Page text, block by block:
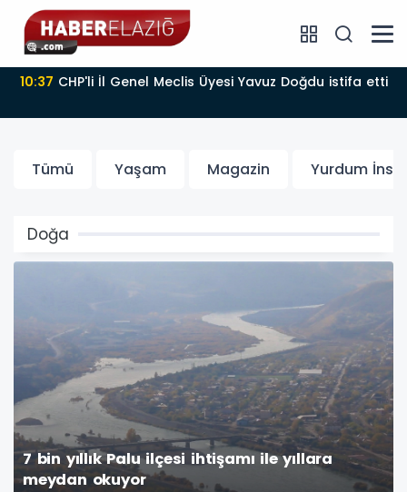
10:37 CHP'li İl Genel Meclis Üyesi Yavuz Doğdu istifa etti
Tümü Yaşam Magazin Yurdum
Doğa
7 bin yıllık Palu ilçesi ihtişamı ile yıllara
meydan okuyor